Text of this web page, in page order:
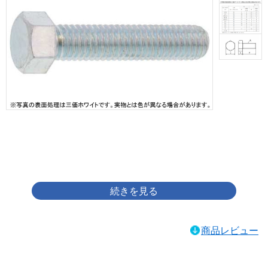
商品レビュー